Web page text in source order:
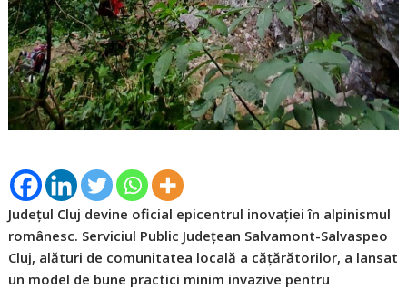
Județul Cluj devine oficial epicentrul inovației în alpinismul
românesc. Serviciul Public Județean Salvamont-Salvaspeo
Cluj, alături de comunitatea locală a cățărătorilor, a lansat
un model de bune practici minim invazive pentru